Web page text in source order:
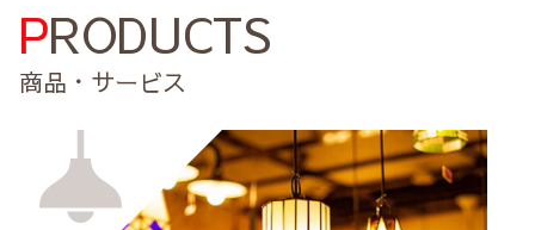
PRODUCTS
商品・サービス